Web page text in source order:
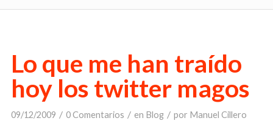
Lo que me han traído
hoy los twitter magos
09/12/2009 / 0 Comentarios / en Blog / por Manuel Cillero